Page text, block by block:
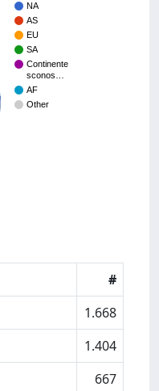
NA
AS
EU
SA
Continente
sconos…
AF
Other
#
1.668
1.404
667